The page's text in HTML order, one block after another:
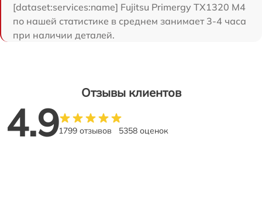
[dataset:services:name] Fujitsu Primergy TX1320 M4
по нашей статистике в среднем занимает 3-4 часа
при наличии деталей.
Отзывы клиентов
4.91799 отзывов 5358 оценок